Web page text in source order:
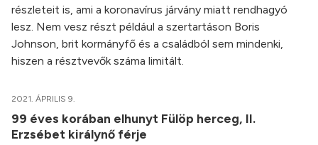
részleteit is, ami a koronavírus járvány miatt rendhagyó
lesz. Nem vesz részt például a szertartáson Boris
Johnson, brit kormányfő és a családból sem mindenki,
hiszen a résztvevők száma limitált.
2021. ÁPRILIS 9.
99 éves korában elhunyt Fülöp herceg, II.
Erzsébet királynő férje